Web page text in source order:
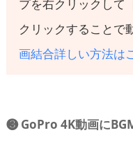
プを右クリックして
クリックすることで
画結合詳しい方法は
❸ GoPro 4K動画に